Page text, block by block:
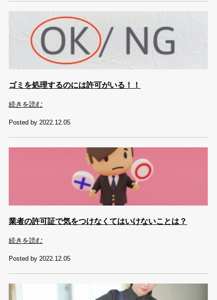
ゴミを処理するのには許可がいる！！
続きを読む
Posted by 2022.12.05
業者の許可証で気をつけなくてはいけないことは？
続きを読む
Posted by 2022.12.05